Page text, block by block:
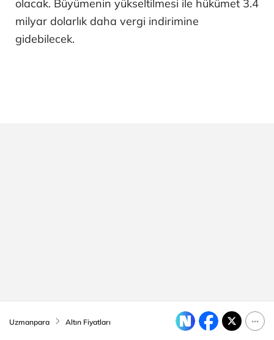
olacak. Büyümenin yükseltilmesi ile hükümet 3.4
milyar dolarlık daha vergi indirimine
gidebilecek.
Uzmanpara Altın Fiyatları